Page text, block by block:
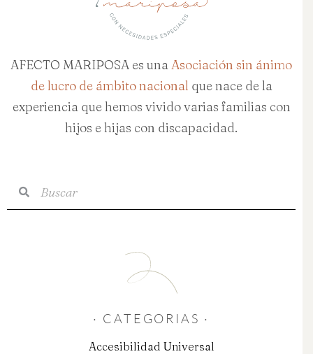
AFECTO MARIPOSA es una Asociación sin ánimo
de lucro de ámbito nacional que nace de la
experiencia que hemos vivido varias familias con
hijos e hijas con discapacidad.
Buscar
· CATEGORIAS ·
Accesibilidad Universal